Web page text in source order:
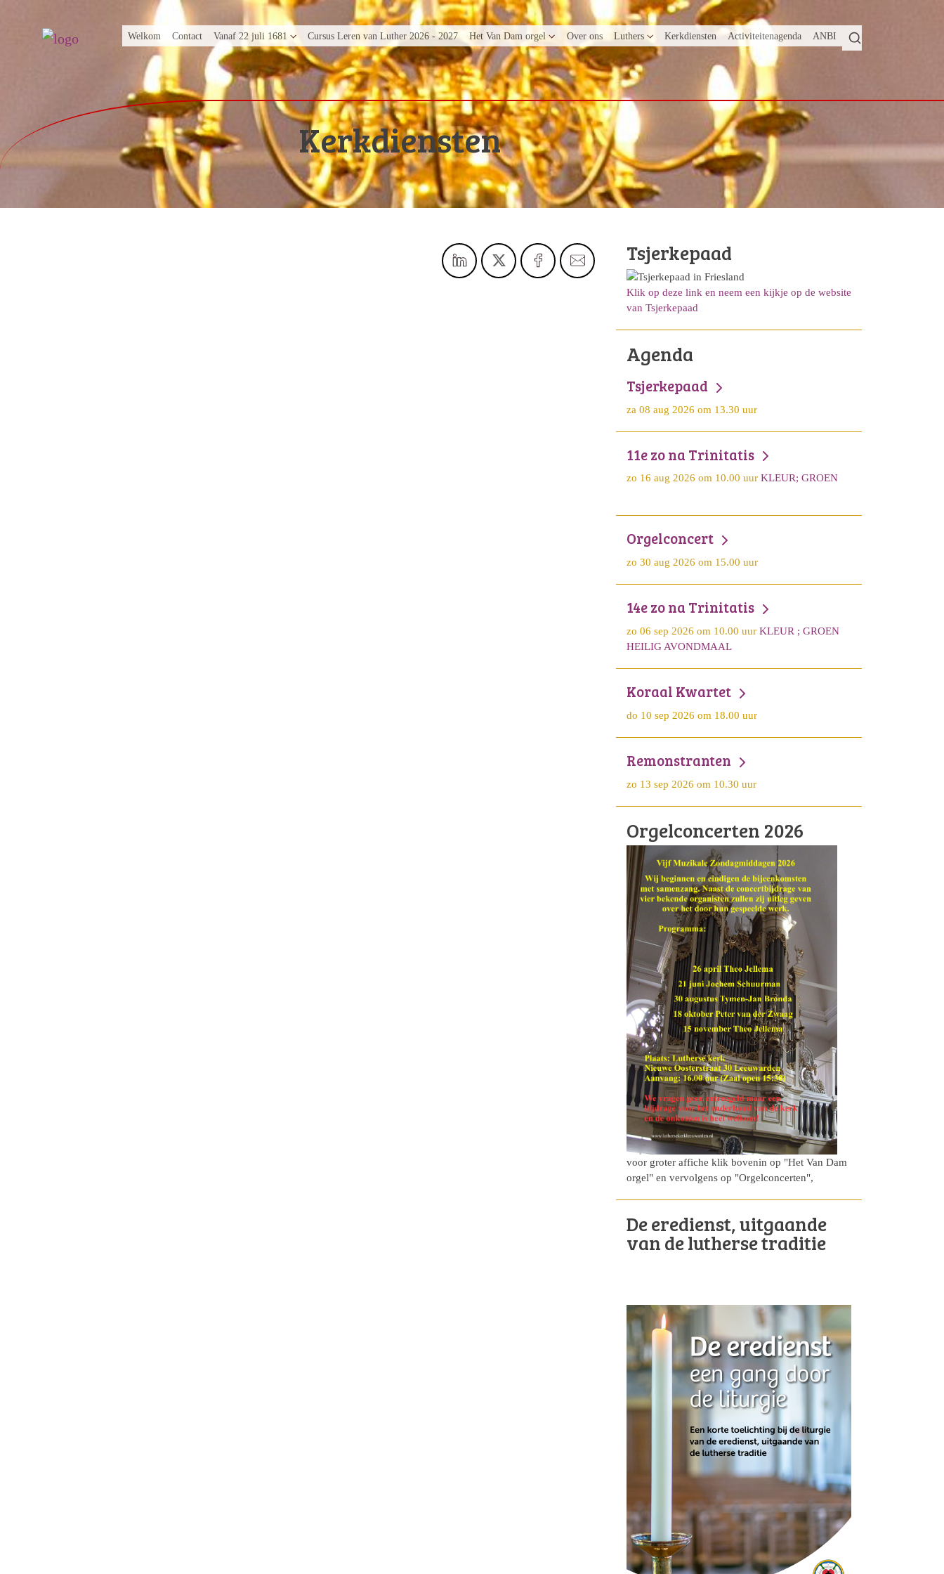
Welkom Contact Vanaf 22 juli 1681 Cursus Leren van Luther 2026 - 2027 Het Van Dam orgel Over ons Luthers Kerkdiensten Activiteitenagenda ANBI
Kerkdiensten
Tsjerkepaad
Klik op deze link en neem een kijkje op de website
van Tsjerkepaad
Agenda
Tsjerkepaad
za 08 aug 2026 om 13.30 uur
11e zo na Trinitatis
zo 16 aug 2026 om 10.00 uur KLEUR; GROEN
Orgelconcert
zo 30 aug 2026 om 15.00 uur
14e zo na Trinitatis
zo 06 sep 2026 om 10.00 uur KLEUR ; GROEN
HEILIG AVONDMAAL
Koraal Kwartet
do 10 sep 2026 om 18.00 uur
Remonstranten
zo 13 sep 2026 om 10.30 uur
Orgelconcerten 2026
voor groter affiche klik bovenin op "Het Van Dam
orgel" en vervolgens op "Orgelconcerten",
De eredienst, uitgaande
van de lutherse traditie